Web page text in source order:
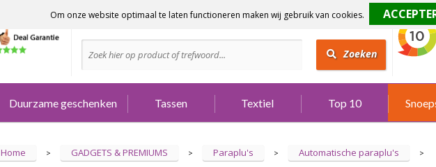
Advies nodig?
Zoeken
Duurzame geschenken Tassen Textiel Top 10
Home > GADGETS & PREMIUMS > Paraplu's > Automatische paraplu's >
Om onze website optimaal te laten functioneren maken wij gebruik van cookies.